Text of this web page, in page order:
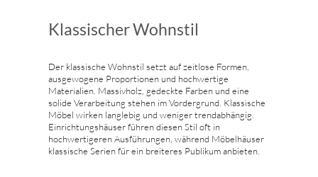
Klassischer Wohnstil
Der klassische Wohnstil setzt auf zeitlose Formen,
ausgewogene Proportionen und hochwertige
Materialien. Massivholz, gedeckte Farben und eine
solide Verarbeitung stehen im Vordergrund. Klassische
Möbel wirken langlebig und weniger trendabhängig.
Einrichtungshäuser führen diesen Stil oft in
hochwertigeren Ausführungen, während Möbelhäuser
klassische Serien für ein breiteres Publikum anbieten.